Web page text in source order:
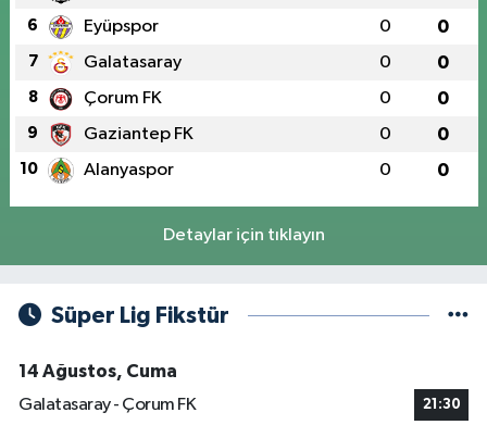
6 Eyüpspor 0 0
7 Galatasaray 0 0
8 Çorum FK 0 0
9 Gaziantep FK 0 0
10 Alanyaspor 0 0
Detaylar için tıklayın
Süper Lig Fikstür
14 Ağustos, Cuma
Galatasaray - Çorum FK
21:30